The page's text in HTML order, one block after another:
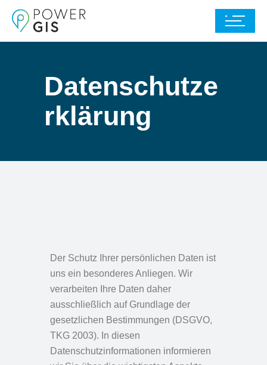
Datenschutze
rklärung
Der Schutz Ihrer persönlichen Daten ist
uns ein besonderes Anliegen. Wir
verarbeiten Ihre Daten daher
ausschließlich auf Grundlage der
gesetzlichen Bestimmungen (DSGVO,
TKG 2003). In diesen
Datenschutzinformationen informieren